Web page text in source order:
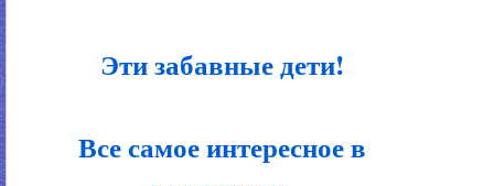
Эти забавные дети!
Все самое интересное в